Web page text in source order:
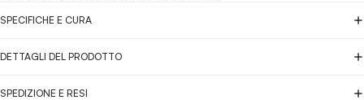
SPECIFICHE E CURA
DETTAGLI DEL PRODOTTO
SPEDIZIONE E RESI